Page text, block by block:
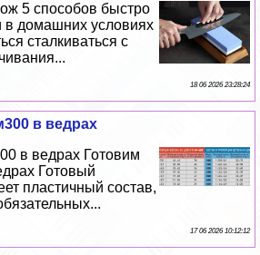
5 способов быстро
в домашних условиях
сталкиваться с
18 06 2026 23:28:24
в ведрах
в ведрах Готовим
Готовый
пластичный состав,
17 06 2026 10:12:12